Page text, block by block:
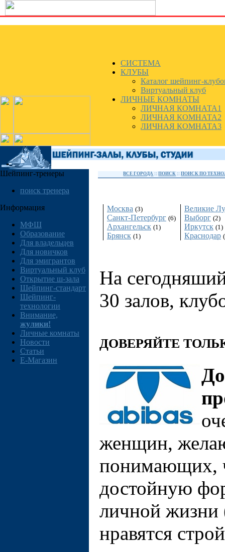
СИСТЕМА
КЛУБЫ
Каталог шейпинг-
Виртуальный клуб
ЛИЧНЫЕ КОМНАТЫ
ЛИЧНАЯ КОМНАТА1
ЛИЧНАЯ КОМНАТА2
ЛИЧНАЯ КОМНАТА3
Шейпинг-тренеры
поиск тренера
Информация
МФШ
Образование
Для владельцев
Для новичков
Для эмигрантов
Виртуальный клуб
Открытие ш-зала
Шейпинг-стандарт
Шейпинг-
технологии
Внимание,
жулики!
Личные комнаты
Новости
Статьи
E-Магазин
ВСЕ ГОРОДА ::ПОИСК ::ПОИСК ПО
Москва (3)
Санкт-Петербург (6)
Архангельск (1)
Брянск (1)
Великие
Выборг (2)
Иркутск (1)
Краснодар
На
30 залов,
ДОВЕРЯЙТЕ
женщин,
понимающих,
достойную
личной
нравятся